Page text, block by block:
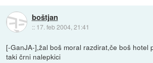
boštjan
:: 17. feb 2004, 21:41
[-GanJA-],žal boš moral razdirat,če boš hotel
taki črni nalepkici